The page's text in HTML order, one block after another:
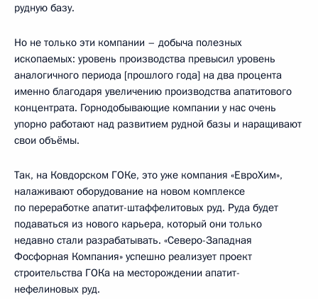
рудную базу.
Но не только эти компании – добыча полезных
ископаемых: уровень производства превысил уровень
аналогичного периода [прошлого года] на два процента
именно благодаря увеличению производства апатитового
концентрата. Горнодобывающие компании у нас очень
упорно работают над развитием рудной базы и наращивают
свои объёмы.
Так, на Ковдорском ГОКе, это уже компания «ЕвроХим»,
налаживают оборудование на новом комплексе
по переработке апатит-штаффелитовых руд. Руда будет
подаваться из нового карьера, который они только
недавно стали разрабатывать. «Северо-Западная
Фосфорная Компания» успешно реализует проект
строительства ГОКа на месторождении апатит-
нефелиновых руд.